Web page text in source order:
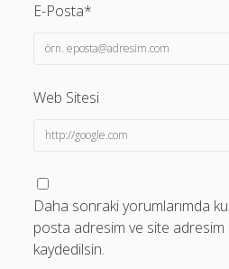
E-Posta*
Web Sitesi
Daha sonraki yorumlarımda
posta adresim ve site adresim
kaydedilsin.